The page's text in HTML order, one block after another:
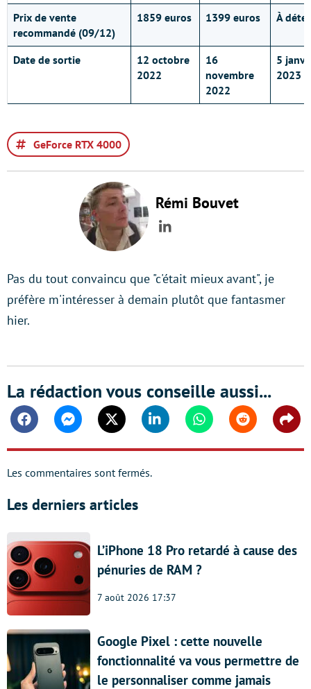
Prix de vente
recommandé (09/12)
1859 euros 1399 euros À
Date de sortie
12 octobre
2022
16
novembre
2022
5
2023
GeForce RTX 4000
Rémi Bouvet
LinkedIn
Pas du tout convaincu que "c'était mieux avant", je
préfère m'intéresser à demain plutôt que fantasmer
hier.
La rédaction vous conseille aussi...
FacebookMessengerTwitter Linkedin WhatsappReddit
Les commentaires sont fermés.
Les derniers articles
L’iPhone 18 Pro retardé à cause des
pénuries de RAM ?
7 août 2026 17:37
Google Pixel : cette nouvelle
fonctionnalité va vous permettre de
le personnaliser comme jamais